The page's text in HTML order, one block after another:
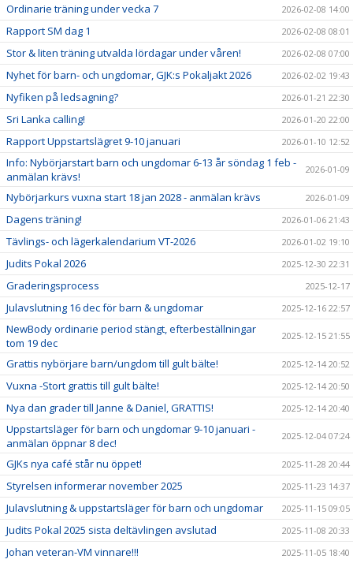
Ordinarie träning under vecka 7 2026-02-08 14:00
Rapport SM dag 1 2026-02-08 08:01
Stor & liten träning utvalda lördagar under våren! 2026-02-08 07:00
Nyhet för barn- och ungdomar, GJK:s Pokaljakt 2026 2026-02-02 19:43
Nyfiken på ledsagning? 2026-01-21 22:30
Sri Lanka calling! 2026-01-20 22:00
Rapport Uppstartslägret 9-10 januari 2026-01-10 12:52
Info: Nybörjarstart barn och ungdomar 6-13 år söndag 1 feb -
anmälan krävs!
2026-01-09
Nybörjarkurs vuxna start 18 jan 2028 - anmälan krävs 2026-01-09
Dagens träning! 2026-01-06 21:43
Tävlings- och lägerkalendarium VT-2026 2026-01-02 19:10
Judits Pokal 2026 2025-12-30 22:31
Graderingsprocess 2025-12-17
Julavslutning 16 dec för barn & ungdomar 2025-12-16 22:57
NewBody ordinarie period stängt, efterbeställningar
tom 19 dec
2025-12-15 21:55
Grattis nybörjare barn/ungdom till gult bälte! 2025-12-14 20:52
Vuxna -Stort grattis till gult bälte! 2025-12-14 20:50
Nya dan grader till Janne & Daniel, GRATTIS! 2025-12-14 20:40
Uppstartsläger för barn och ungdomar 9-10 januari -
anmälan öppnar 8 dec!
2025-12-04 07:24
GJKs nya café står nu öppet! 2025-11-28 20:44
Styrelsen informerar november 2025 2025-11-23 14:37
Julavslutning & uppstartsläger för barn och ungdomar 2025-11-15 09:05
Judits Pokal 2025 sista deltävlingen avslutad 2025-11-08 20:33
Johan veteran-VM vinnare!!! 2025-11-05 18:40